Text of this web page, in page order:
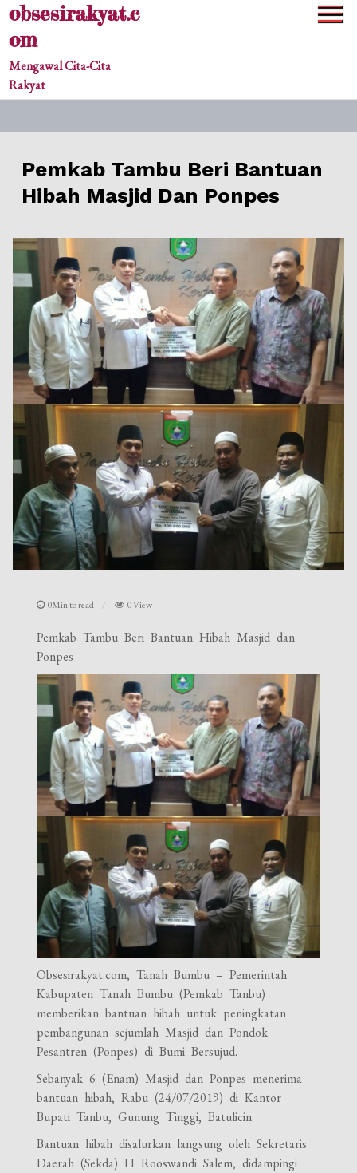
Skipobsesirakyat.c
om
Mengawal Cita-Cita
Rakyat
Pemkab Tambu Beri Bantuan
Hibah Masjid Dan Ponpes
0Min to read 0 View
Pemkab Tambu Beri Bantuan Hibah Masjid dan
Ponpes
Obsesirakyat.com, Tanah Bumbu – Pemerintah
Kabupaten Tanah Bumbu (Pemkab Tanbu)
memberikan bantuan hibah untuk peningkatan
pembangunan sejumlah Masjid dan Pondok
Pesantren (Ponpes) di Bumi Bersujud.
Sebanyak 6 (Enam) Masjid dan Ponpes menerima
bantuan hibah, Rabu (24/07/2019) di Kantor
Bupati Tanbu, Gunung Tinggi, Batulicin.
Bantuan hibah disalurkan langsung oleh Sekretaris
Daerah (Sekda) H Rooswandi Salem, didampingi